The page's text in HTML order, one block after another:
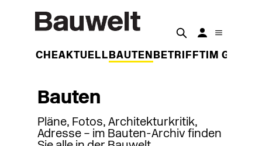
WOCHEAKTUELL BAUTEN BETRIFFT IM
Bauten
Pläne, Fotos, Architekturkritik,
Adresse – im Bauten-Archiv finden